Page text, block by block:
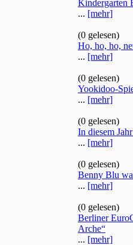
Kindergarten
... [mehr]
(0 gelesen)
Ho, ho, ho,
... [mehr]
(0 gelesen)
Yookidoo-
... [mehr]
(0 gelesen)
In diesem
... [mehr]
(0 gelesen)
Benny Blu
... [mehr]
(0 gelesen)
Berliner
Arche“
... [mehr]